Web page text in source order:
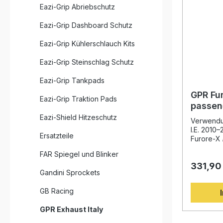
Eazi-Grip Abriebschutz
Eazi-Grip Dashboard Schutz
Eazi-Grip Kühlerschlauch Kits
Eazi-Grip Steinschlag Schutz
Eazi-Grip Tankpads
Eazi-Grip Traktion Pads
Eazi-Shield Hitzeschutz
Ersatzteile
FAR Spiegel und Blinker
Gandini Sprockets
GB Racing
GPR Exhaust Italy
GPR
300
I.E.
Furore-X
der
Sie von